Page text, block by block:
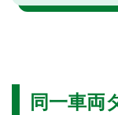
同一車両